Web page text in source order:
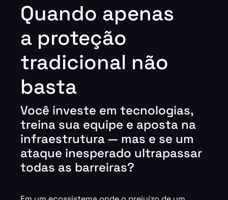
Quando apenas
a proteção
tradicional não
basta
Você investe em tecnologias,
treina sua equipe e aposta na
infraestrutura — mas e se um
ataque inesperado ultrapassar
todas as barreiras?